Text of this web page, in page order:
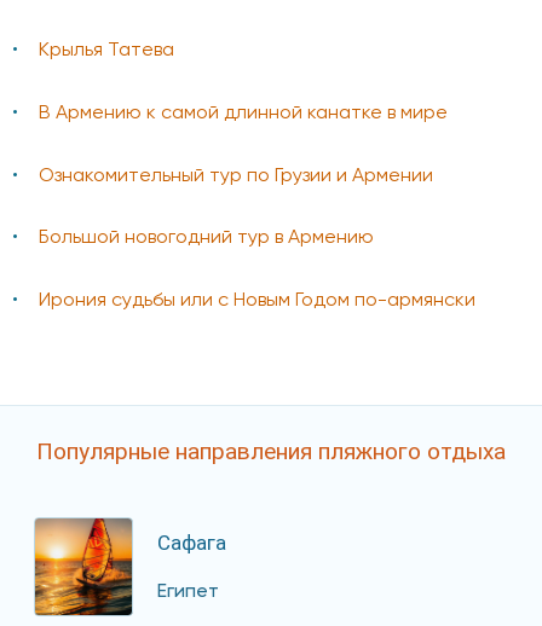
Крылья Татева
В Армению к самой длинной канатке в мире
Ознакомительный тур по Грузии и Армении
Большой новогодний тур в Армению
Ирония судьбы или с Новым Годом по-армянски
Популярные направления пляжного отдыха
Сафага
Египет